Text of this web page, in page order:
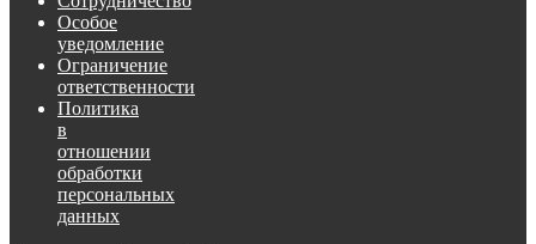
Особое
уведомление
Ограничение
ответственности
Политика
в
отношении
обработки
персональных
данных